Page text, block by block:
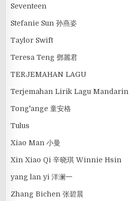
Seventeen
Stefanie Sun 孙燕姿
Taylor Swift
Teresa Teng 鄧麗君
TERJEMAHAN LAGU
Terjemahan Lirik Lagu Mandarin
Tong'ange 童安格
Tulus
Xiao Man 小曼
Xin Xiao Qi 辛晓琪 Winnie Hsin
yang lan yi 洋澜一
Zhang Bichen 张碧晨